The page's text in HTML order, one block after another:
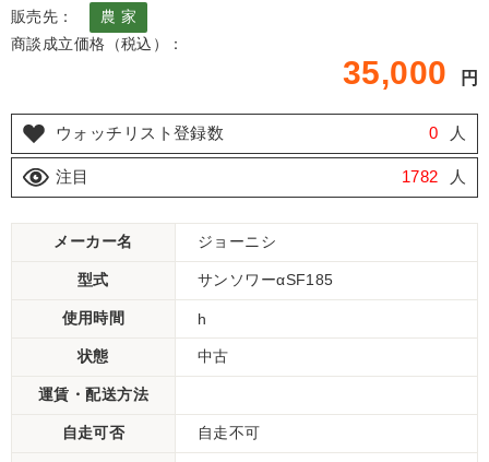
販売先：
農 家
商談成立価格（税込）：
35,000 円
ウォッチリスト登録数 0 人
注目 1782 人
メーカー名 ジョーニシ
型式 サンソワーαSF185
使用時間 h
状態 中古
運賃・配送方法
自走可否 自走不可